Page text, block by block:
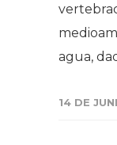
agua,
14 DE